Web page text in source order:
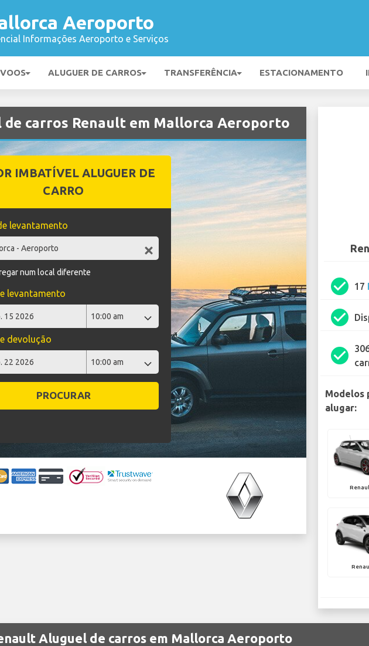
Aeroporto
Informações Aeroporto e Serviços
VOOS ALUGUER DE CARROS TRANSFERÊNCIA ESTACIONAMENTO
de carros Renault em Mallorca Aeroporto
IMBATÍVEL ALUGUER DE
CARRO
levantamento
num local diferente
levantamento
devolução
PROCURAR
check_circle 17
check_circle
check_circle
Modelos
alugar:
Aluguel de carros em Mallorca Aeroporto